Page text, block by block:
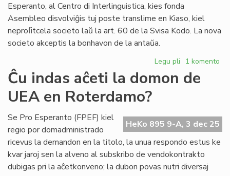
Esperanto, al Centro di Interlinguistica, kies fonda
Asembleo disvolviĝis tuj poste translime en Kiaso, kiel
neproﬁtcela societo laŭ la art. 60 de la Svisa Kodo. La nova
societo akceptis la bonhavon de la antaŭa.
Legu pli pri
Ĉesis
IIC,
!
1 komento
Ĉu indas aĉeti la domon de
UEA en Roterdamo?
HeKo 895 9-A, 3 dec 25
Se Pro Esperanto (FPEF) kiel
regio por domadministrado
ricevus la demandon en la titolo, la unua respondo estus ke
kvar jaroj sen la alveno al subskribo de vendokontrakto
dubigas pri la aĉetkonveno; la dubon povas nutri diversaj